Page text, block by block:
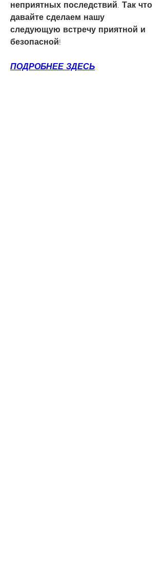
неприятных последствий. Так что
давайте сделаем нашу
следующую встречу приятной и
безопасной!
ПОДРОБНЕЕ ЗДЕСЬ